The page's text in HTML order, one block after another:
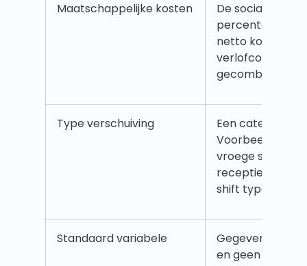
Maatschappelijke kosten
De sociale
percentage van
netto kosten als
gecombineerd.
Type verschuiving
Een categorie
Voorbeelden
vroege shift,
receptie, etc.
shift types
Standaard variabele
Gegevens die
en geen